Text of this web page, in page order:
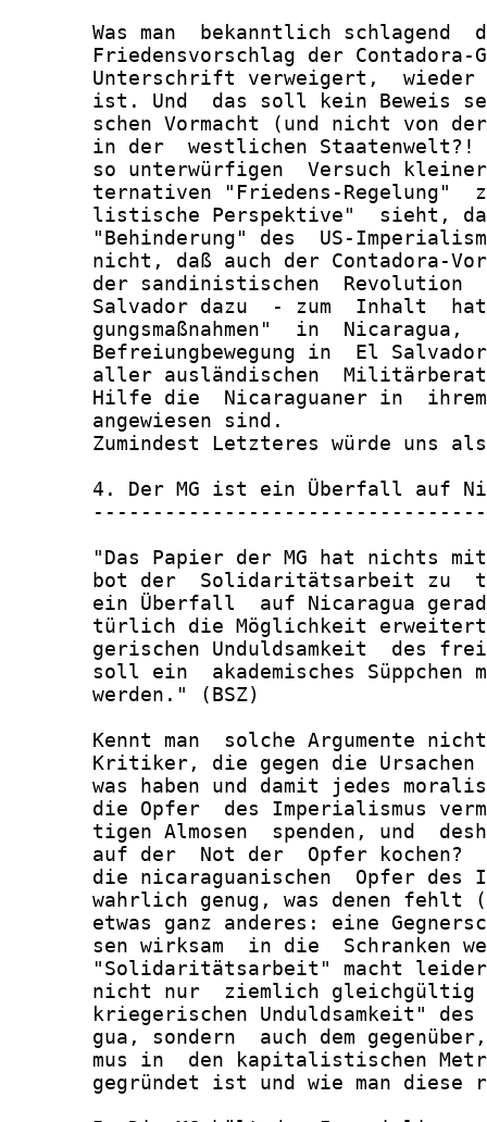
Was man  bekanntlich schlagend
Friedensvorschlag der
Unterschrift verweigert,
ist. Und  das soll kein Beweis
schen Vormacht (und nicht von
in der  westlichen
so unterwürfigen  Versuch
ternativen "Friedens-Regelung"
listische Perspektive"  sieht,
"Behinderung" des  US-
nicht, daß auch der Contadora-
der sandinistischen  Revolution
Salvador dazu  - zum  Inhalt
gungsmaßnahmen"  in  Nicaragua,
Befreiungbewegung in  El
aller ausländischen
Hilfe die  Nicaraguaner in
       angewiesen sind.
Zumindest Letzteres würde uns
4. Der MG ist ein Überfall auf
"Das Papier der MG hat nichts
bot der  Solidaritätsarbeit zu
ein Überfall  auf Nicaragua
türlich die Möglichkeit
gerischen Unduldsamkeit  des
soll ein  akademisches Süppchen
       werden." (BSZ)
Kennt man  solche Argumente
Kritiker, die gegen die
was haben und damit jedes
die Opfer  des Imperialismus
tigen Almosen  spenden, und
auf der  Not der  Opfer kochen?
die nicaraguanischen  Opfer des
wahrlich genug, was denen fehlt
etwas ganz anderes: eine
sen wirksam  in die  Schranken
"Solidaritätsarbeit" macht
nicht nur  ziemlich
kriegerischen Unduldsamkeit"
gua, sondern  auch dem
mus in  den kapitalistischen
gegründet ist und wie man diese